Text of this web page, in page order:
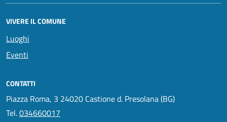
VIVERE IL COMUNE
Luoghi
Eventi
CONTATTI
Piazza Roma, 3 24020 Castione d. Presolana (BG)
Tel.034660017